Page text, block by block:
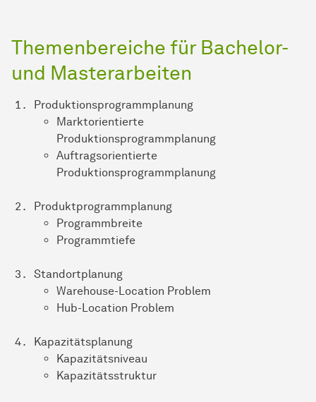
Themenbereiche für Bachelor-
und Masterarbeiten
Produktionsprogrammplanung
Marktorientierte
Produktionsprogrammplanung
Auftragsorientierte
Produktionsprogrammplanung
Produktprogrammplanung
Programmbreite
Programmtiefe
Standortplanung
Warehouse-Location Problem
Hub-Location Problem
Kapazitätsplanung
Kapazitätsniveau
Kapazitätsstruktur